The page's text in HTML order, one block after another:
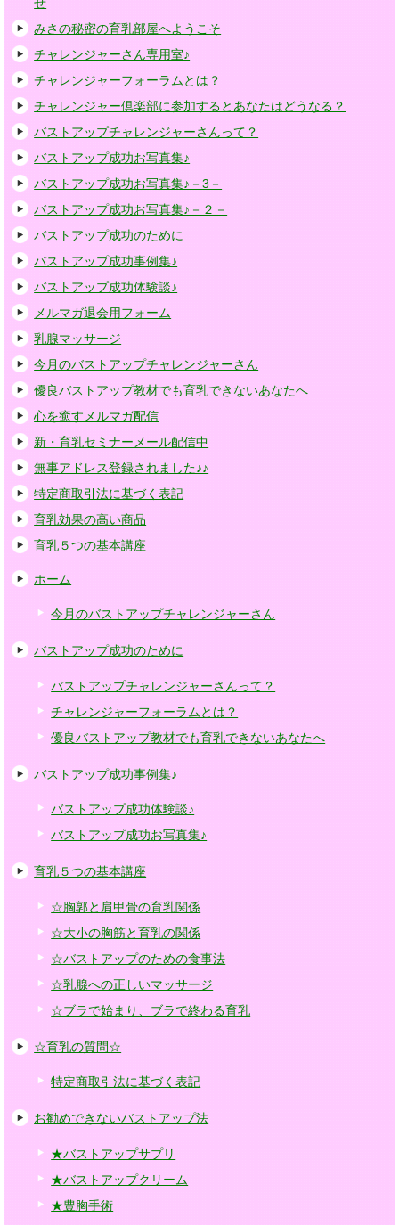
せ
みさの秘密の育乳部屋へようこそ
チャレンジャーさん専用室♪
チャレンジャーフォーラムとは？
チャレンジャー倶楽部に参加するとあなたはどうなる？
バストアップチャレンジャーさんって？
バストアップ成功お写真集♪
バストアップ成功お写真集♪－3－
バストアップ成功お写真集♪－２－
バストアップ成功のために
バストアップ成功事例集♪
バストアップ成功体験談♪
メルマガ退会用フォーム
乳腺マッサージ
今月のバストアップチャレンジャーさん
優良バストアップ教材でも育乳できないあなたへ
心を癒すメルマガ配信
新・育乳セミナーメール配信中
無事アドレス登録されました♪♪
特定商取引法に基づく表記
育乳効果の高い商品
育乳５つの基本講座
ホーム
今月のバストアップチャレンジャーさん
バストアップ成功のために
バストアップチャレンジャーさんって？
チャレンジャーフォーラムとは？
優良バストアップ教材でも育乳できないあなたへ
バストアップ成功事例集♪
バストアップ成功体験談♪
バストアップ成功お写真集♪
育乳５つの基本講座
☆胸郭と肩甲骨の育乳関係
☆大小の胸筋と育乳の関係
☆バストアップのための食事法
☆乳腺への正しいマッサージ
☆ブラで始まり、ブラで終わる育乳
☆育乳の質問☆
特定商取引法に基づく表記
お勧めできないバストアップ法
★バストアップサプリ
★バストアップクリーム
★豊胸手術